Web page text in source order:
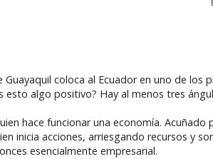
coloca al Ecuador en uno de los
algo positivo? Hay al menos tres
hace funcionar una economía. Acuñado
inicia acciones, arriesgando recursos y
esencialmente empresarial.